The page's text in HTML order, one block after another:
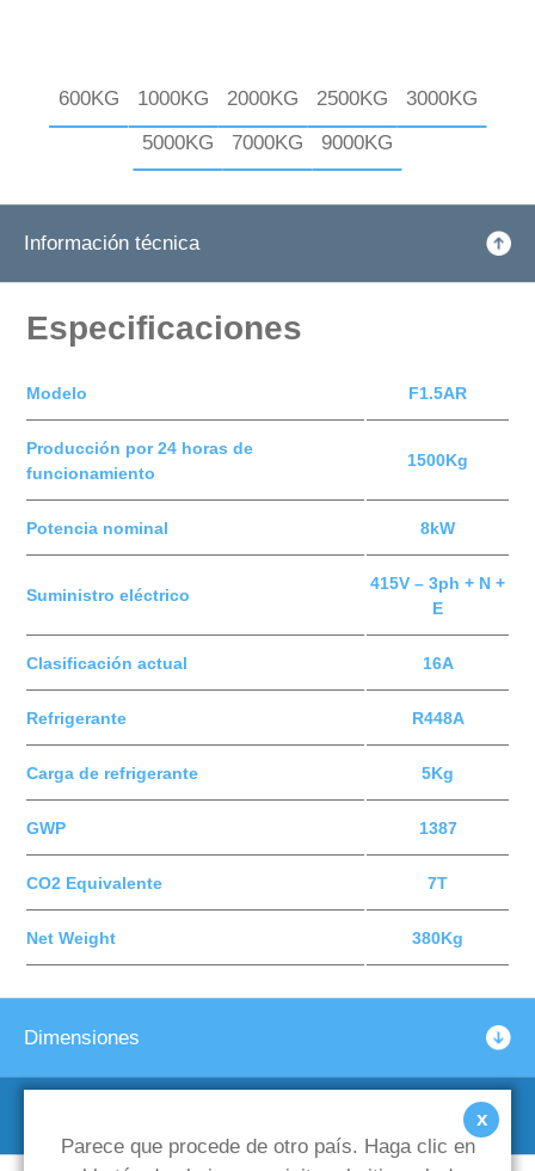
x
Parece que procede de otro país. Haga clic en
600KG 1000KG 2000KG 2500KG
3000KG
5000KG
7000KG 9000KG
Información técnica
Especificaciones
Modelo F1.5AR
Producción por 24 horas de
funcionamiento
1500Kg
Potencia nominal 8kW
Suministro eléctrico
415V – 3ph + N +
E
Clasificación actual 16A
Refrigerante R448A
Carga de refrigerante 5Kg
GWP 1387
CO2 Equivalente 7T
Net Weight 380Kg
Dimensiones